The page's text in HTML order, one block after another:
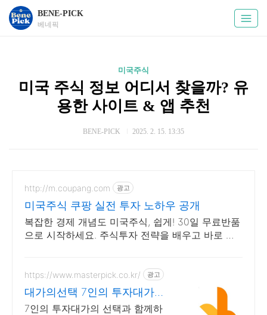
BENE-PICK
베네픽
미국주식
미국 주식 정보 어디서 찾을까? 유
용한 사이트 & 앱 추천
BENE-PICK 2025. 2. 15. 13:35
http://m.coupang.com 광고
미국주식 쿠팡 실전 투자 노하우 공개
복잡한 경제 개념도 미국주식, 쉽게! 30일 무료반품
으로 시작하세요. 주식투자 전략을 배우고 바로 실
https://www.masterpick.co.kr/ 광고
대가의선택 7인의 투자대가와
함께하세요
7인의 투자대가의 선택과 함께하